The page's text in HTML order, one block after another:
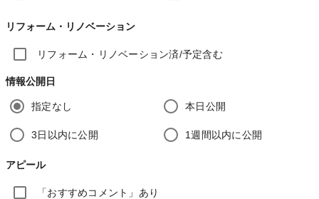
リフォーム・リノベーション
リフォーム・リノベーション済/予定含む
情報公開日
指定なし 本日公開
3日以内に公開 1週間以内に公開
アピール
「おすすめコメント」あり